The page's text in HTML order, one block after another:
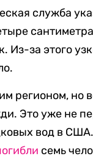
служба
за этого
регионом, но
Это уже не
вод в
семь